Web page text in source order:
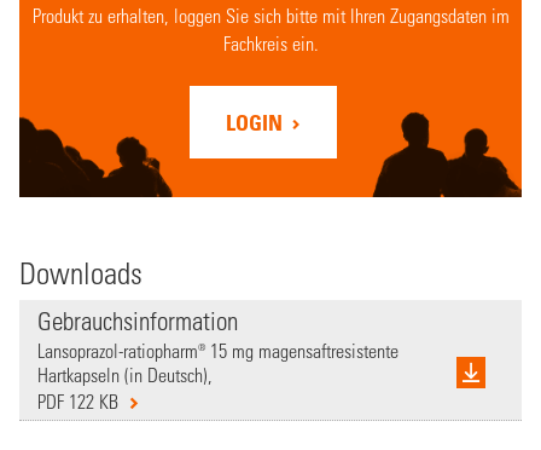
Produkt zu erhalten, loggen Sie sich bitte mit Ihren Zugangsdaten im
Fachkreis ein.
LOGIN
Downloads
Gebrauchsinformation
Lansoprazol-ratiopharm® 15 mg magensaftresistente
Hartkapseln (in Deutsch),
PDF 122 KB